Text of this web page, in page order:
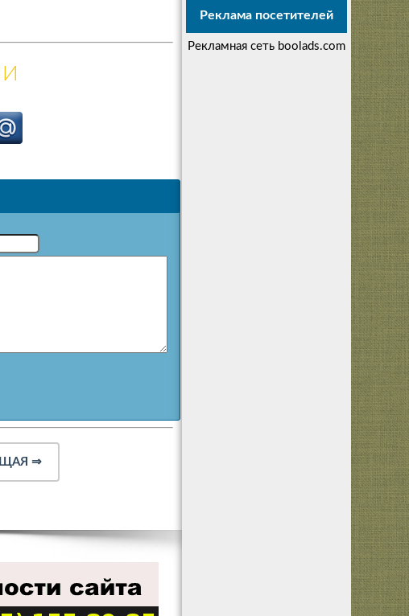
Реклама посетителей
Рекламная сеть boolads.com
⇒